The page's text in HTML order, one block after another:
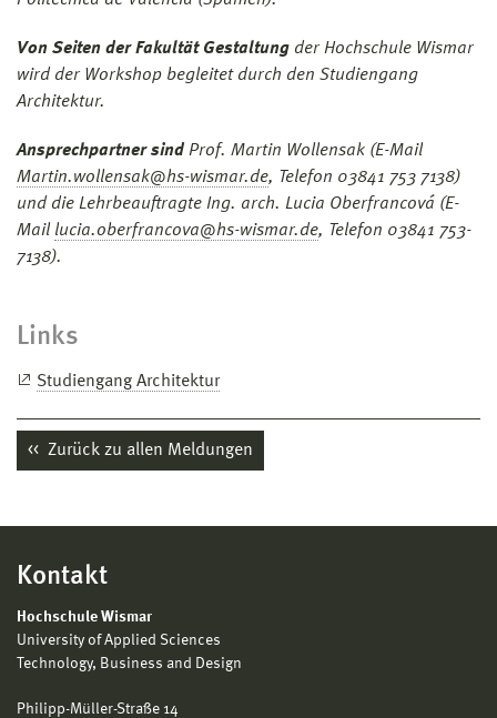
Von Seiten der Fakultät Gestaltung der Hochschule Wismar
wird der Workshop begleitet durch den Studiengang
Architektur.
Ansprechpartner sind Prof. Martin Wollensak (E-Mail
Martin.wollensak@hs-wismar.de, Telefon 03841 753 7138)
und die Lehrbeauftragte Ing. arch. Lucia Oberfrancová (E-
Mail lucia.oberfrancova@hs-wismar.de, Telefon 03841 753-
7138).
Links
Studiengang Architektur
Zurück zu allen Meldungen
Kontakt
Hochschule Wismar
University of Applied Sciences
Technology, Business and Design
Philipp-Müller-Straße 14